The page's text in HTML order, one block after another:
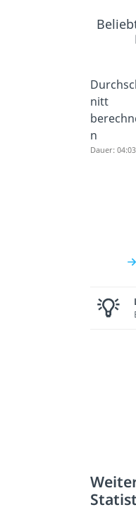
nitt
n
Dauer: 04:03